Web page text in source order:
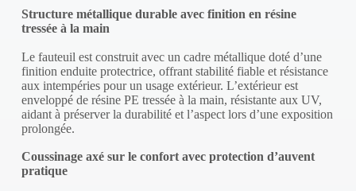
Structure métallique durable avec finition en résine
tressée à la main
Le fauteuil est construit avec un cadre métallique doté d’une
finition enduite protectrice, offrant stabilité fiable et résistance
aux intempéries pour un usage extérieur. L’extérieur est
enveloppé de résine PE tressée à la main, résistante aux UV,
aidant à préserver la durabilité et l’aspect lors d’une exposition
prolongée.
Coussinage axé sur le confort avec protection d’auvent
pratique